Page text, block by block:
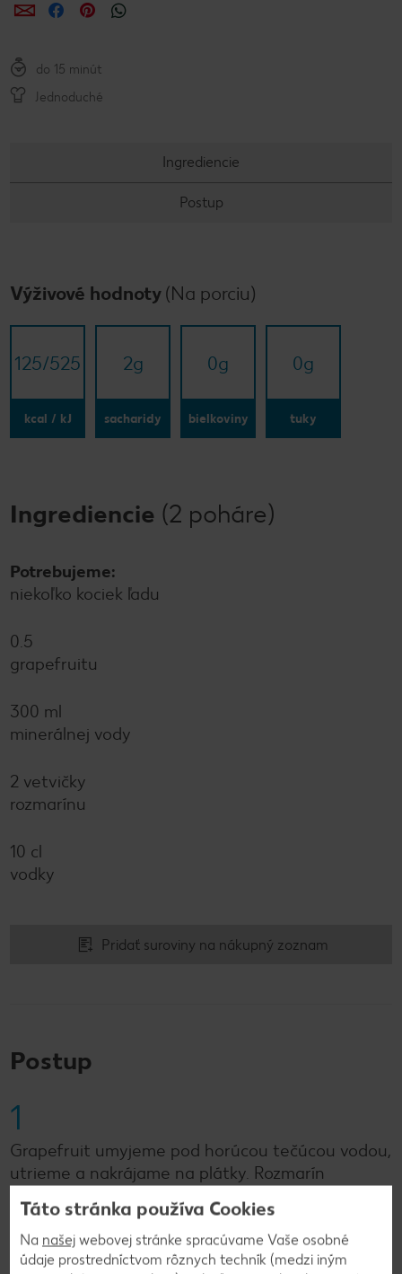
ZdieľaťZdieľaťZdieľať
do 15 minút
Jednoduché
Ingrediencie
Postup
Výživové hodnoty (Na porciu)
125/​525
kcal / kJ
2g
sacharidy
0g
bielkoviny
0g
tuky
Ingrediencie (2 poháre)
Potrebujeme:
niekoľko kociek ľadu
0.5
grapefruitu
300 ml
minerálnej vody
2 vetvičky
rozmarínu
10 cl
vodky
Pridať suroviny na nákupný zoznam
Postup
1
Grapefruit umyjeme pod horúcou tečúcou vodou,
utrieme a nakrájame na plátky. Rozmarín
Táto stránka používa Cookies
Na našej webovej stránke spracúvame Vaše osobné
údaje prostredníctvom rôznych techník (medzi iným